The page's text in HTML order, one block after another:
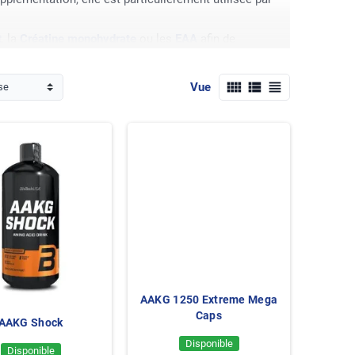
Vue view_comfy view_list view_headline
Shock
Disponible
AAKG 1250 Extreme Mega
Caps
Disponible